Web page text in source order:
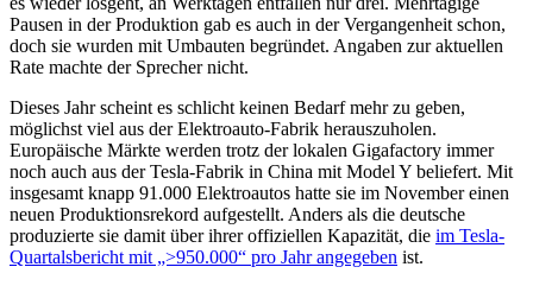
Pausen in der Produktion gab es auch in der Vergangenheit schon,
doch sie wurden mit Umbauten begründet. Angaben zur aktuellen
Rate machte der Sprecher nicht.
Dieses Jahr scheint es schlicht keinen Bedarf mehr zu geben,
möglichst viel aus der Elektroauto-Fabrik herauszuholen.
Europäische Märkte werden trotz der lokalen Gigafactory immer
noch auch aus der Tesla-Fabrik in China mit Model Y beliefert. Mit
insgesamt knapp 91.000 Elektroautos hatte sie im November einen
neuen Produktionsrekord aufgestellt. Anders als die deutsche
produzierte sie damit über ihrer offiziellen Kapazität, die im Tesla-
Quartalsbericht mit „>950.000“ pro Jahr angegeben ist.